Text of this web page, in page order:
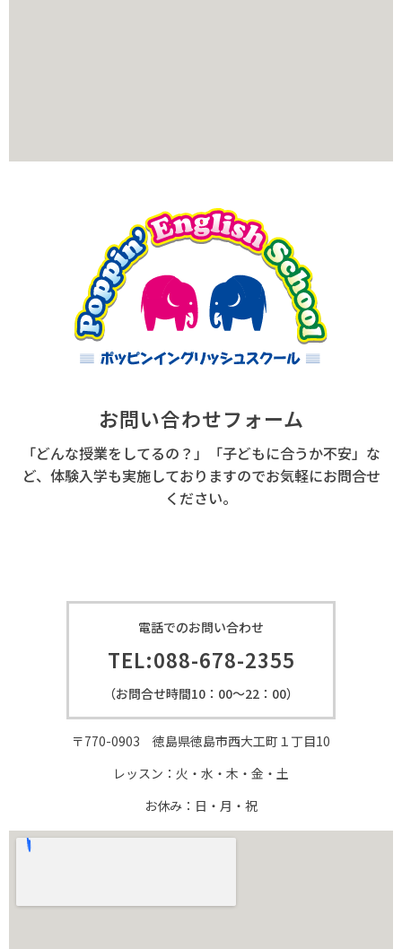
お問い合わせフォーム
「どんな授業をしてるの？」「子どもに合うか不安」な
ど、体験入学も実施しておりますのでお気軽にお問合せ
ください。
電話でのお問い合わせ
TEL:088-678-2355
（お問合せ時間10：00〜22：00）
〒770-0903 徳島県徳島市西大工町１丁目10
レッスン：火・水・木・金・土
お休み：日・月・祝